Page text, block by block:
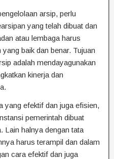
arsip, perlu
yang telah dibuat dan
atau lembaga harus
baik dan benar. Tujuan
adalah mendayagunakan
kinerja dan
yang efektif dan juga efisien,
pemerintah dibuat
Lain halnya dengan tata
harus terampil dan dalam
cara efektif dan juga